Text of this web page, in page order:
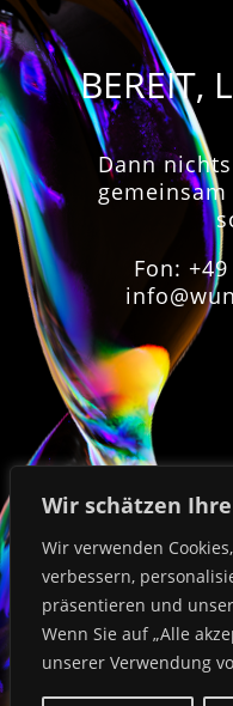
Wir schätzen
Wir verwenden
verbessern,
präsentieren und
Wenn Sie auf „Alle
unserer Verwendung
BEREIT,
Dann
Fon: